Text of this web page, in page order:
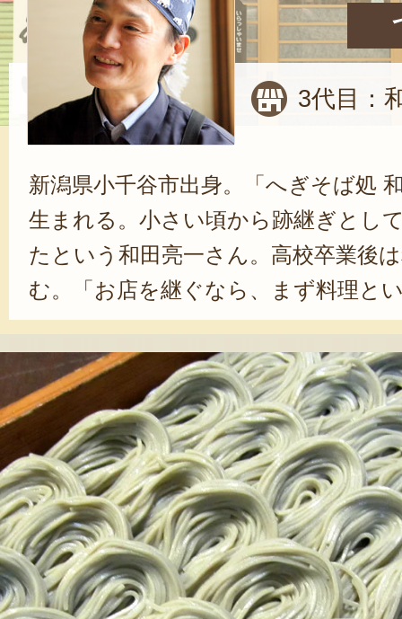
3代目：
新潟県小千谷市出身。「へぎそば処
生まれる。小さい頃から跡継ぎとし
たという和田亮一さん。高校卒業後
む。「お店を継ぐなら、まず料理と
さい」という先代の教えがあったこ
料理屋で10年の修行を積んだ。28歳
そば処 和田」の3代目を継承した。
長きに渡り和食調理に携わってきた
物であるへぎそばをもっと全国へ広
している。店頭ではガラス張りのそ
を設け、道行く観光客にそばの手打
国の物産展やイベントに出店し、小
極的にアピールしている。